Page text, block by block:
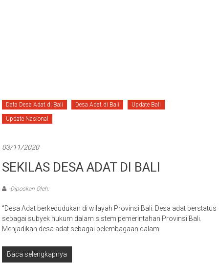
Data Desa Adat di Bali Desa Adat di Bali Update Bali
Update Nasional
03/11/2020
SEKILAS DESA ADAT DI BALI
Diposkan Oleh:
“Desa Adat berkedudukan di wilayah Provinsi Bali. Desa adat berstatus
sebagai subyek hukum dalam sistem pemerintahan Provinsi Bali.
Menjadikan desa adat sebagai pelembagaan dalam
Baca selengkapnya